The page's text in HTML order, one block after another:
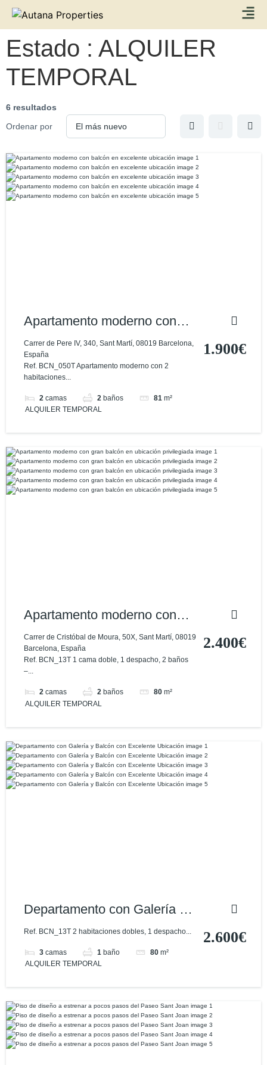
Estado : ALQUILER
TEMPORAL
6 resultados
Ordenar por
Apartamento moderno con
balcón en excelente
ubicación
Carrer de Pere IV, 340, Sant Martí, 08019 Barcelona,
España
Ref. BCN_050T Apartamento moderno con 2
habitaciones...
2 camas 2 baños 81 m²
ALQUILER TEMPORAL
1.900€
Apartamento moderno con
gran balcón en ubicación
privilegiada
Carrer de Cristóbal de Moura, 50X, Sant Martí, 08019
Barcelona, España
Ref. BCN_13T 1 cama doble, 1 despacho, 2 baños
–...
2 camas 2 baños 80 m²
ALQUILER TEMPORAL
2.400€
Departamento con Galería y
Balcón con Excelente
Ubicación
Ref. BCN_13T 2 habitaciones dobles, 1 despacho...
3 camas 1 baño 80 m²
ALQUILER TEMPORAL
2.600€